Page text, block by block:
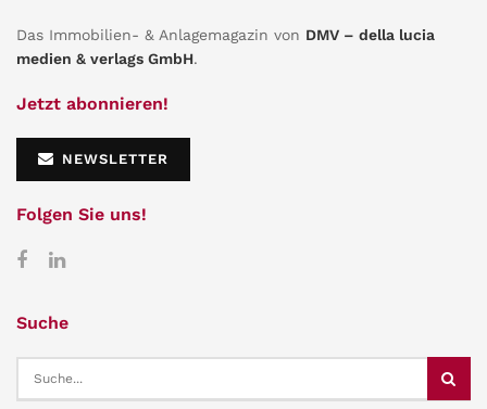
Das Immobilien- & Anlagemagazin von DMV – della lucia
medien & verlags GmbH.
Jetzt abonnieren!
NEWSLETTER
Folgen Sie uns!
Suche